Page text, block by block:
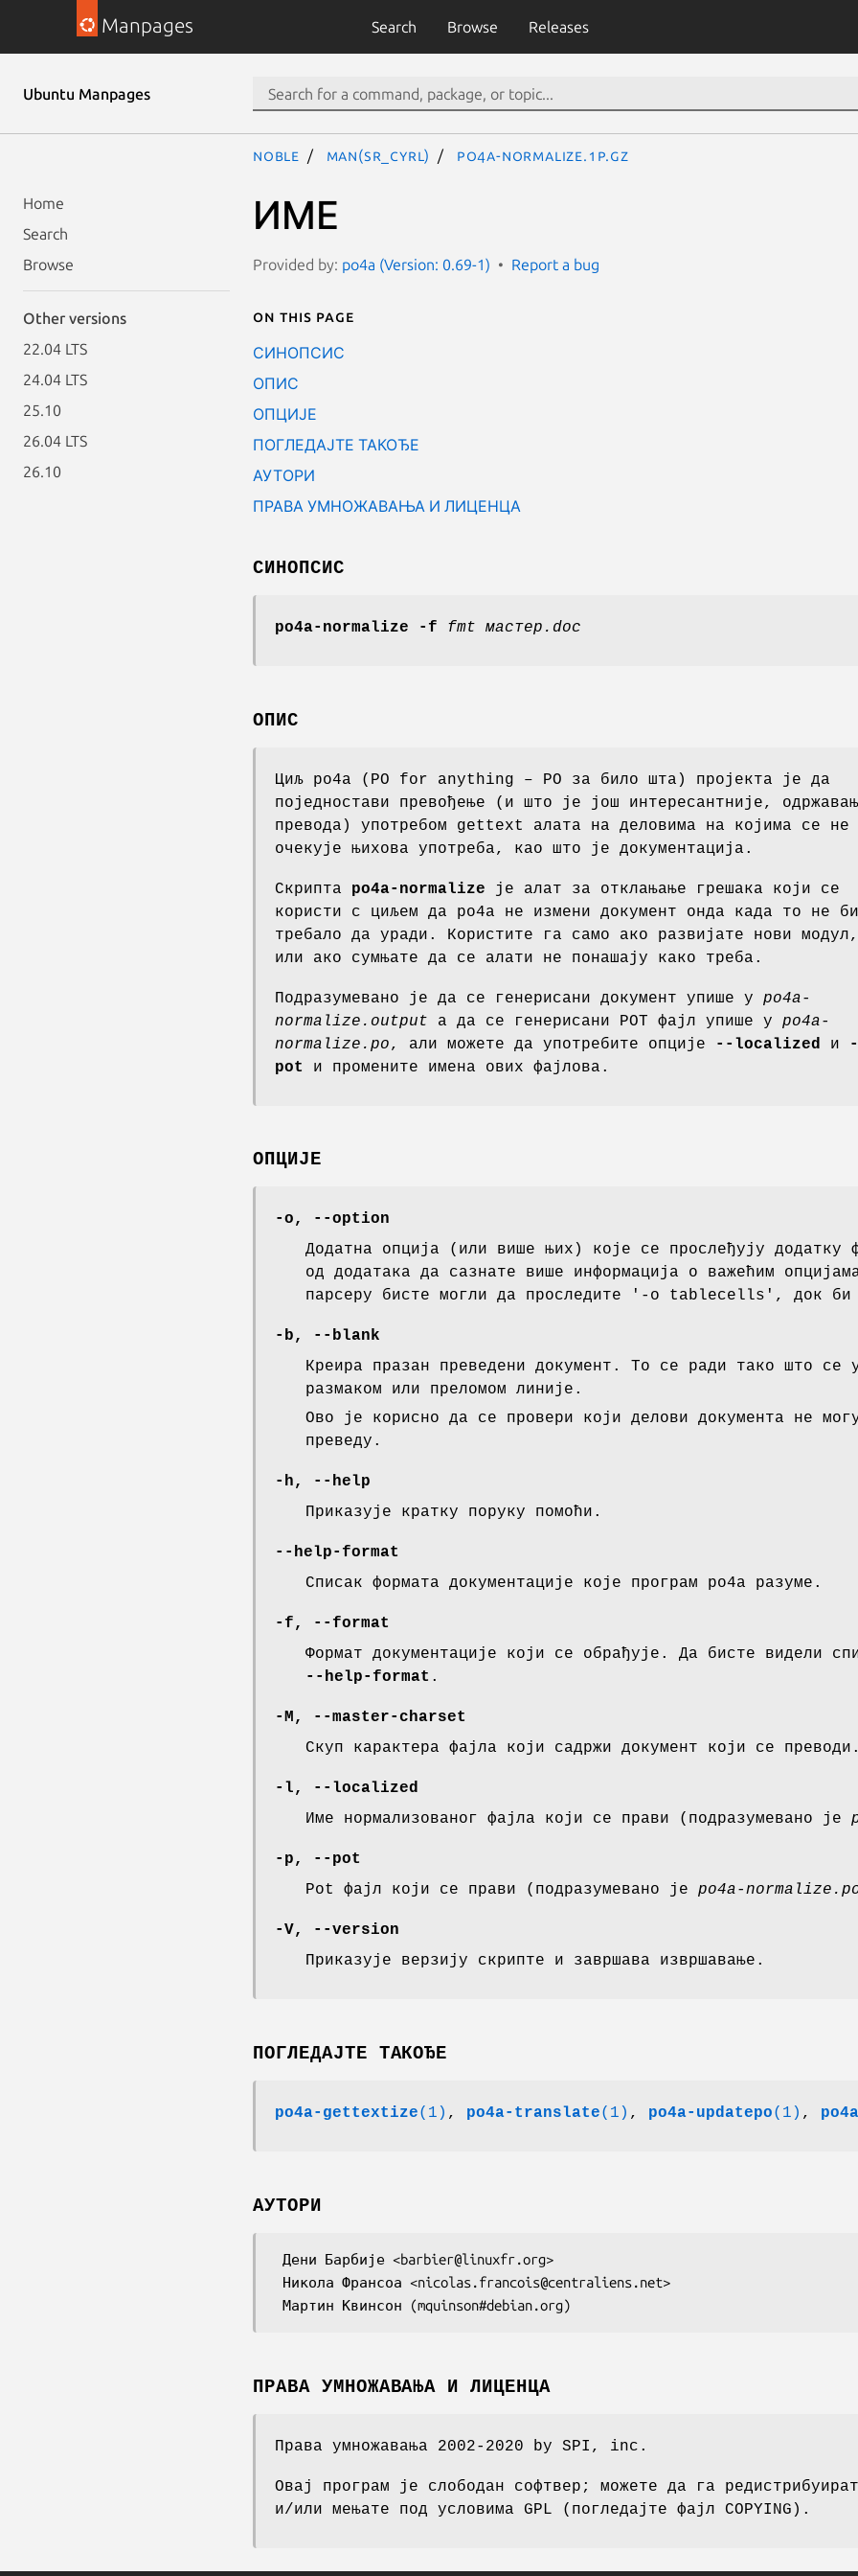
Manpages Search Browse Releases
Ubuntu Manpages
Home
Search
Browse
Other versions
22.04 LTS
24.04 LTS
25.10
26.04 LTS
26.10
noble man(sr_Cyrl) po4a-normalize.1p.gz
ИМЕ
Provided by: po4a (Version: 0.69-1) Report a bug
On this page
СИНОПСИС
ОПИС
ОПЦИЈЕ
ПОГЛЕДАЈТЕ ТАКОЂЕ
АУТОРИ
ПРАВА УМНОЖАВАЊА И ЛИЦЕНЦА
СИНОПСИС
po4a-normalize -f fmt мастер.doc
ОПИС
Циљ po4a (PO for anything – PO за било шта) пројекта је да
поједностави превођење (и што је још интересантније,
превода) употребом gettext алата на деловима на којима се не
очекује њихова употреба, као што је документација.
Скрипта po4a-normalize је алат за отклањање грешака који се
користи с циљем да po4a не измени документ онда када то не би
требало да уради. Користите га само ако развијате нови модул,
или ако сумњате да се алати не понашају како треба.
Подразумевано је да се генерисани документ упише у po4a-
normalize.output а да се генерисани POT фајл упише у po4a-
normalize.po, али можете да употребите опције --localized и
pot
и промените имена ових фајлова.
ОПЦИЈЕ
-o,
--option
Додатна опција (или више њих) које се прослеђују додатку
од додатака да сазнате више информација о важећим
парсеру бисте могли да проследите '-o tablecells', док
-b,
--blank
Креира празан преведени документ. То се ради тако што се
размаком или преломом линије.
Ово је корисно да се провери који делови документа не
преведу.
-h,
--help
Приказује кратку поруку помоћи.
--help-format
Списак формата документације које програм po4a разуме.
-f,
--format
Формат документације који се обрађује. Да бисте видели
--help-format .
-M,
--master-charset
Скуп карактера фајла који садржи документ који се
-l,
--localized
Име нормализованог фајла који се прави (подразумевано је
-p,
--pot
Pot фајл који се прави (подразумевано је po4a-
-V,
--version
Приказује верзију скрипте и завршава извршавање.
ПОГЛЕДАЈТЕ ТАКОЂЕ
po4a-gettextize(1) , po4a-translate(1) , po4a-updatepo(1) , po4a
АУТОРИ
ПРАВА УМНОЖАВАЊА И ЛИЦЕНЦА
Права умножавања 2002-2020 by SPI, inc.
Овај програм је слободан софтвер; можете да га
и/или мењате под условима GPL (погледајте фајл COPYING).